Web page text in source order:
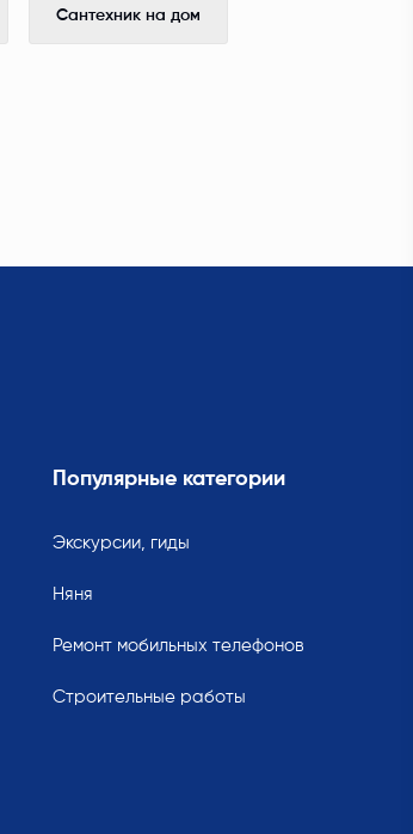
Сантехник на дом
Популярные категории
Экскурсии, гиды
Няня
Ремонт мобильных телефонов
Строительные работы